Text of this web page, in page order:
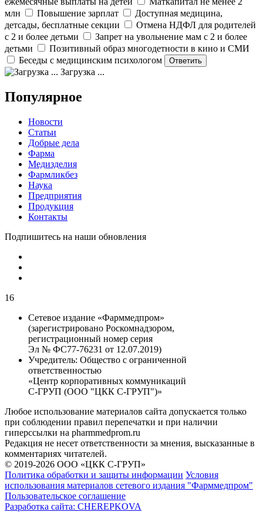
млн
Повышение зарплат
Доступная медицина,
детсады, бесплатные секции
Отмена НДФЛ для родителей
с 2 и более детьми
Запрет на увольнение мам с 2 и более
детьми
Позитивный образ многодетности в кино и СМИ
Беседы с медицинским психологом
Загрузка ...
Популярное
Новости
Статьи
Добрые дела
Фарма
Медизделия
Фармликбез
Наука
Предприятия
Продукция
Контакты
Подпишитесь на наши обновления
16
Сетевое издание «Фарммедпром»
(зарегистрировано Роскомнадзором,
регистрационный номер серия
Эл № ФС77-76231 от 12.07.2019)
Учредитель: Общество с ограниченной
ответственностью
«Центр корпоративных коммуникаций
С-ГРУП (ООО "ЦКК С-ГРУП")»
Любое использование материалов сайта допускается только
при соблюдении правил перепечатки и при наличии
гиперссылки на pharmmedprom.ru
Редакция не несет ответственности за мнения, высказанные в
комментариях читателей.
© 2019-2026 ООО «ЦКК С-ГРУП»
Политика обработки и защиты информации Условия
использования материалов сетевого издания "Фарммедпром"
Пользовательское соглашение
Разработка сайта: CHEREPKOVA